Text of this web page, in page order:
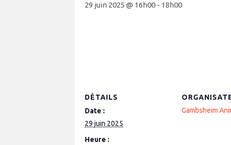
29 juin 2025 @ 16h00 - 18h00
DÉTAILS
Date :
29 juin 2025
Heure :
Gambsheim